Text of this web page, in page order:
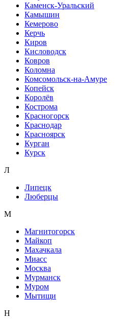
Каменск-Уральский
Камышин
Кемерово
Керчь
Киров
Кисловодск
Ковров
Коломна
Комсомольск-на-Амуре
Копейск
Королёв
Кострома
Красногорск
Краснодар
Красноярск
Курган
Курск
Л
Липецк
Люберцы
М
Магнитогорск
Майкоп
Махачкала
Миасс
Москва
Мурманск
Муром
Мытищи
Н